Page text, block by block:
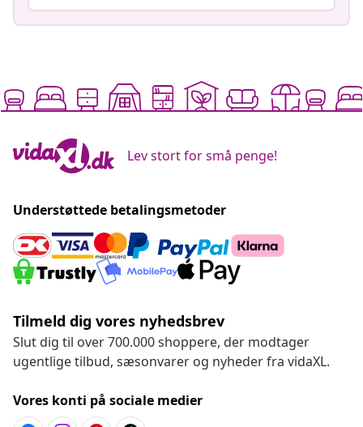
Lev stort for små penge!
Understøttede betalingsmetoder
Tilmeld dig vores nyhedsbrev
Slut dig til over 700.000 shoppere, der modtager
ugentlige tilbud, sæsonvarer og nyheder fra vidaXL.
Vores konti på sociale medier